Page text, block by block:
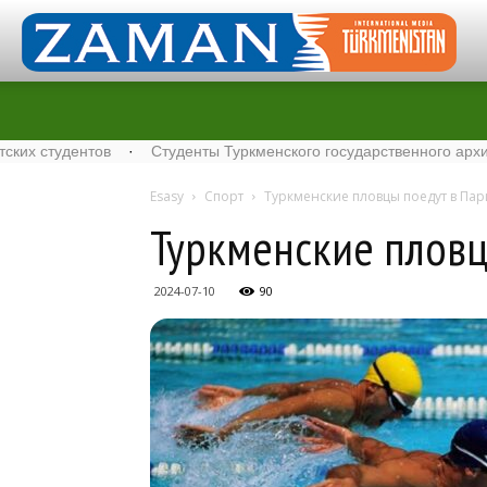
· Студенты Туркменского государственного
Esasy Спорт Туркменские пловцы поедут в
Туркменские
2024-07-10 90